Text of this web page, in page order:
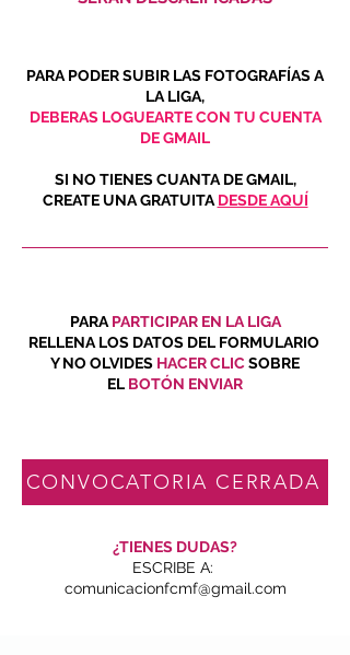
PARA PODER SUBIR LAS FOTOGRAFÍAS A
LA LIGA,
DEBERAS LOGUEARTE CON TU CUENTA
DE GMAIL
SI NO TIENES CUANTA DE GMAIL,
CREATE UNA GRATUITA DESDE AQUÍ
PARA PARTICIPAR EN LA LIGA
RELLENA LOS DATOS DEL FORMULARIO
Y NO OLVIDES HACER CLIC SOBRE
EL BOTÓN ENVIAR
CONVOCATORIA CERRADA
¿TIENES DUDAS?
ESCRIBE A:
comunicacionfcmf@gmail.com